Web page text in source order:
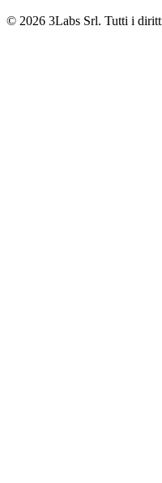
© 2026 3Labs Srl. Tutti i